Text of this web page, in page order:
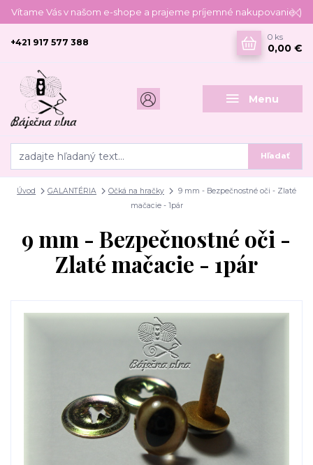
Vítame Vás v našom e-shope a prajeme príjemné nakupovanie :)
Menu
Hľadať
+421 917 577 388
0 ks
0,00 €
Úvod GALANTÉRIA Očká na hračky
9 mm - Bezpečnostné oči - Zlaté
mačacie - 1pár
9 mm - Bezpečnostné oči -
Zlaté mačacie - 1pár